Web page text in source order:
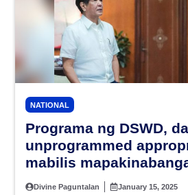
NATIONAL
Programa ng DSWD,
unprogrammed
mabilis
Pilipino – PBBM
Divine Paguntalan January 15, 2025